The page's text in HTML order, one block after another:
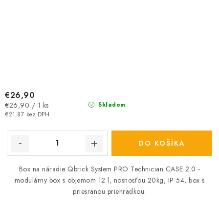
Skladom
€21,87 bez DPH
€26,90
Jednotková
cena:
€26,90 / 1 ks
DO KOŠÍKA
Box na náradie Qbrick System PRO Technician CASE 2.0 -
modulárny box s objemom 12 l, nosnosťou 20kg, IP 54, box s
priesranou priehradkou.